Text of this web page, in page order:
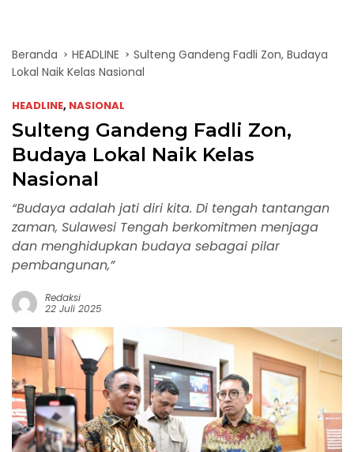
Beranda HEADLINE
Sulteng Gandeng Fadli Zon, Budaya
Lokal Naik Kelas Nasional
HEADLINE, NASIONAL
Sulteng Gandeng Fadli Zon,
Budaya Lokal Naik Kelas
Nasional
“Budaya adalah jati diri kita. Di tengah tantangan
zaman, Sulawesi Tengah berkomitmen menjaga
dan menghidupkan budaya sebagai pilar
pembangunan,”
Redaksi
22 Juli 2025